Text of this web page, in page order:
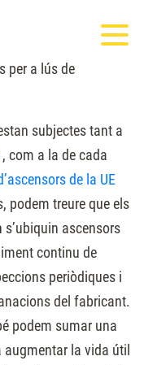
per a lús de
subjectes tant a
, com a la de cada
de la UE
podem treure que els
ascensors
continu de
periòdiques i
del fabricant.
podem sumar una
la vida útil